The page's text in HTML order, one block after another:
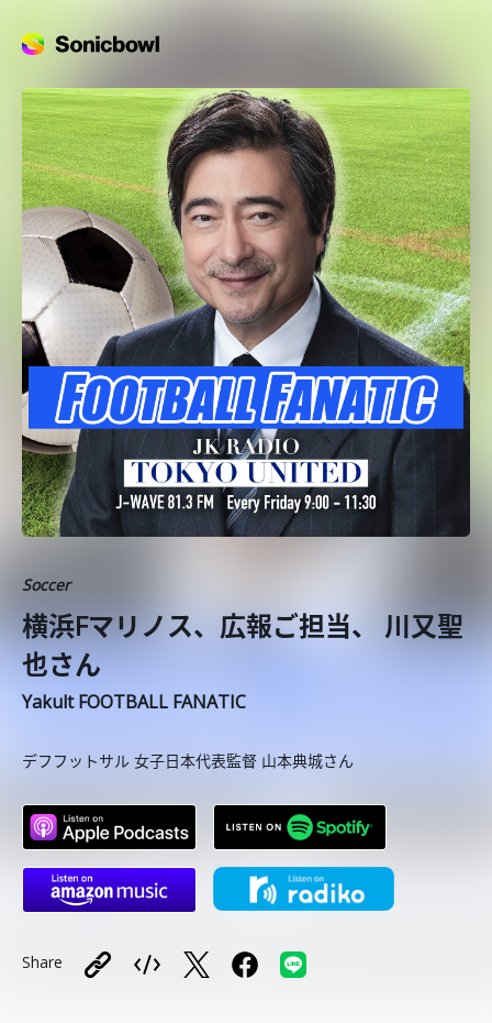
Soccer
横浜Fマリノス、広報ご担当、 川又聖
也さん
Yakult FOOTBALL FANATIC
デフフットサル 女子日本代表監督 山本典城さん
Share